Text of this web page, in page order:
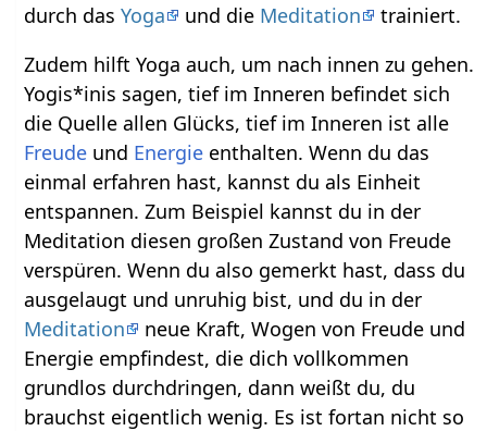
durch dasYoga und die Meditation
trainiert.
Zudem hilft Yoga auch, um nach innen zu gehen.
Yogis*inis sagen, tief im Inneren befindet sich
die Quelle allen Glücks, tief im Inneren ist alle
Freude und Energie enthalten. Wenn du das
einmal erfahren hast, kannst du als Einheit
entspannen. Zum Beispiel kannst du in der
Meditation diesen großen Zustand von Freude
verspüren. Wenn du also gemerkt hast, dass du
ausgelaugt und unruhig bist, und du in der
Meditation
neue Kraft, Wogen von Freude und
Energie empfindest, die dich vollkommen
grundlos durchdringen, dann weißt du, du
brauchst eigentlich wenig. Es ist fortan nicht so